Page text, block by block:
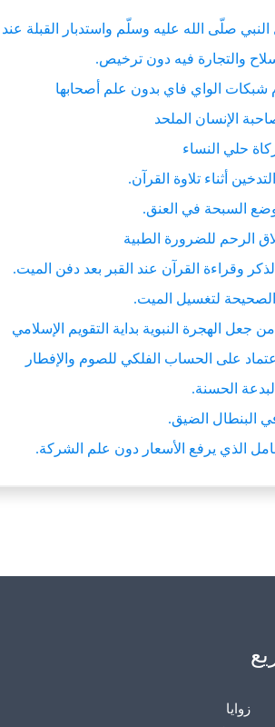
النبي صلّى الله عليه وسلّم واستدبار القبلة عند
والتجارة فيه دون ترخيص.
شبكات الواي فاي بدون علم أصحابها
الإنسان الملحد
حلي النساء
التدخين أثناء تلاوة القرآن.
السبحة في العنق.
الرحم للضرورة الطبية
وقراءة القرآن عند القبر بعد دفن الميت.
الصحيحة لتغسيل الميت.
جعل الهجرة النبوية بداية التقويم الإسلامي
على الحساب الفلكي للصوم والإفطار
الحسنة.
البنطال الضيق.
الذي يرفع الأسعار دون علم الشركة.
زوايا